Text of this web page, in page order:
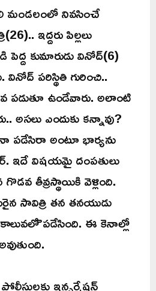
మండలంలో నివసించే
ఇద్దరు పిల్లలు
కుమారుడు వినోద్(6)
వినోద్ పరిస్థితి గురించి..
పడుతూ ఉండేవారు. అలాంటి
అసలు ఎందుకు కన్నావు?
పడేసిరా అంటూ భార్యను
ఇదే విషయమై దంపతులు
తీవ్రస్థాయికి వెళ్లింది.
సావిత్రి తన తనయుడు
కాలువలోె పడేసింది. ఈ కెనాల్లో
ఇన్ఫర్మేషన్